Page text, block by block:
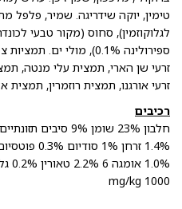
טימין, יוקה שידריגה. שמיר, פלפל
לגלוקוזמין), סחוס (מקור טבעי
ספירולינה 0.1%), מולי
זרעי שן הארי, תמצית עלי מנטה,
זרעי אורגנו, תמצית רוזמרין, תמצית
רכיבים
1000 mg/kg